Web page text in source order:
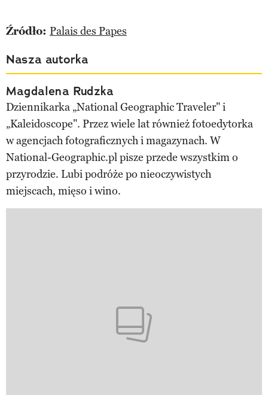
Źródło: Palais des Papes
Nasza autorka
Magdalena Rudzka
Dziennikarka „National Geographic Traveler" i
„Kaleidoscope". Przez wiele lat również fotoedytorka
w agencjach fotograficznych i magazynach. W
National-Geographic.pl pisze przede wszystkim o
przyrodzie. Lubi podróże po nieoczywistych
miejscach, mięso i wino.